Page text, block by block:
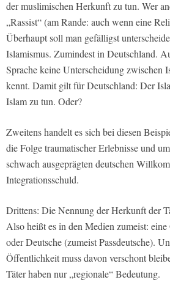
der muslimischen Herkunft zu tun. Wer
„Rassist“ (am Rande: auch wenn eine
Überhaupt soll man gefälligst
Islamismus. Zumindest in Deutschland.
Sprache keine Unterscheidung zwischen
kennt. Damit gilt für Deutschland: Der
Islam zu tun. Oder?
Zweitens handelt es sich bei diesen
die Folge traumatischer Erlebnisse und
schwach ausgeprägten deutschen
Integrationsschuld.
Drittens: Die Nennung der Herkunft der
Also heißt es in den Medien zumeist:
oder Deutsche (zumeist Passdeutsche).
Öffentlichkeit muss davon verschont
Täter haben nur „regionale“ Bedeutung.